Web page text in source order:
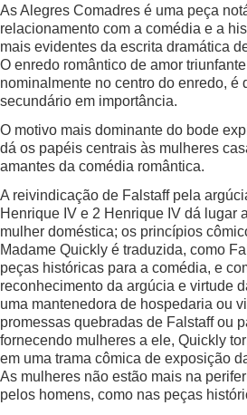
As Alegres Comadres é uma peça
relacionamento com a comédia e a
mais evidentes da escrita dramática
O enredo romântico de amor
nominalmente no centro do enredo, é
secundário em importância.
O motivo mais dominante do bode
dá os papéis centrais às mulheres
amantes da comédia romântica.
A reivindicação de Falstaff pela
Henrique IV e 2 Henrique IV dá lugar
mulher doméstica; os princípios
Madame Quickly é traduzida, como
peças históricas para a comédia, e
reconhecimento da argúcia e virtude
uma mantenedora de hospedaria ou
promessas quebradas de Falstaff ou
fornecendo mulheres a ele, Quickly
em uma trama cômica de exposição
As mulheres não estão mais na
pelos homens, como nas peças